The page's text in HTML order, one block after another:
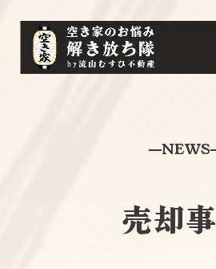
NEWS
売却